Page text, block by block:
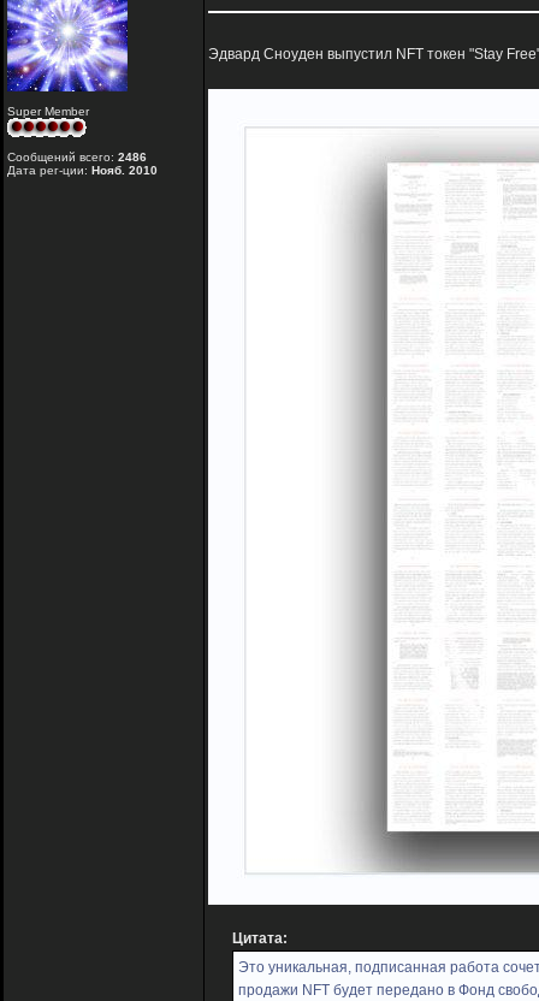
Super Member
Сообщений всего: 2486
Дата рег-ции: Нояб. 2010
Эдвард Сноуден выпустил NFT токен "Stay
Цитата:
Это уникальная, подписанная работа
продажи NFT будет передано в Фонд